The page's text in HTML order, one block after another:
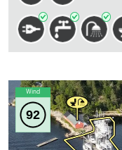
Wind
92